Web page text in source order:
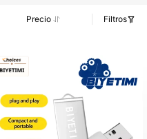
Precio
Filtros